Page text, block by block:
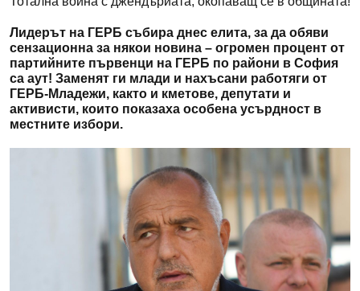
Лидерът на ГЕРБ събира днес елита, за да обяви
сензационна за някои новина – огромен процент от
партийните първенци на ГЕРБ по райони в София
са аут! Заменят ги млади и нахъсани работяги от
ГЕРБ-Младежи, както и кметове, депутати и
активисти, които показаха особена усърдност в
местните избори.